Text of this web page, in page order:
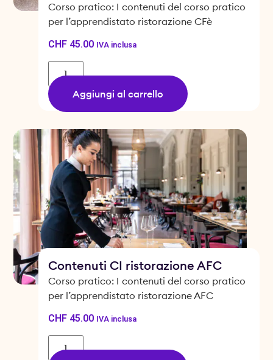
Corso pratico: I contenuti del corso pratico
per l’apprendistato ristorazione CFè
CHF45.00 IVA inclusa
Aggiungi al carrello
Contenuti CI ristorazione AFC
Corso pratico: I contenuti del corso pratico
per l’apprendistato ristorazione AFC
CHF45.00 IVA inclusa